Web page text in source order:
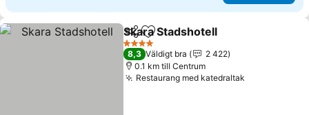
Dela Lägg till i Mina Favoriter
Skara Stadshotell
4 Stjärnor
8,3 Väldigt bra
2 422
0.1 km till Centrum
Restaurang med katedraltak